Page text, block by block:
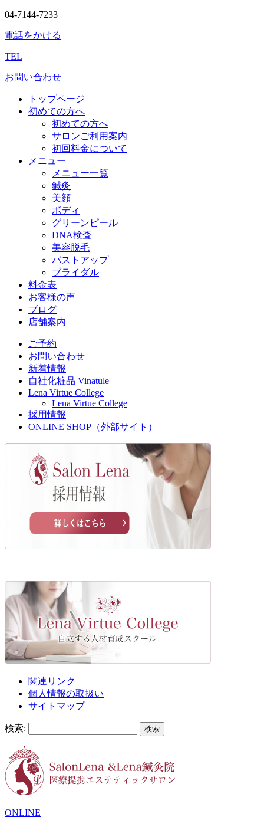
04-7144-7233
電話をかける
TEL
お問い合わせ
トップページ
初めての方へ
初めての方へ
サロンご利用案内
初回料金について
メニュー
メニュー一覧
鍼灸
美顔
ボディ
グリーンピール
DNA検査
美容脱毛
バストアップ
ブライダル
料金表
お客様の声
ブログ
店舗案内
ご予約
お問い合わせ
新着情報
自社化粧品 Vinatule
Lena Virtue College
Lena Virtue College
採用情報
ONLINE SHOP（外部サイト）
関連リンク
個人情報の取扱い
サイトマップ
検索:
ONLINE